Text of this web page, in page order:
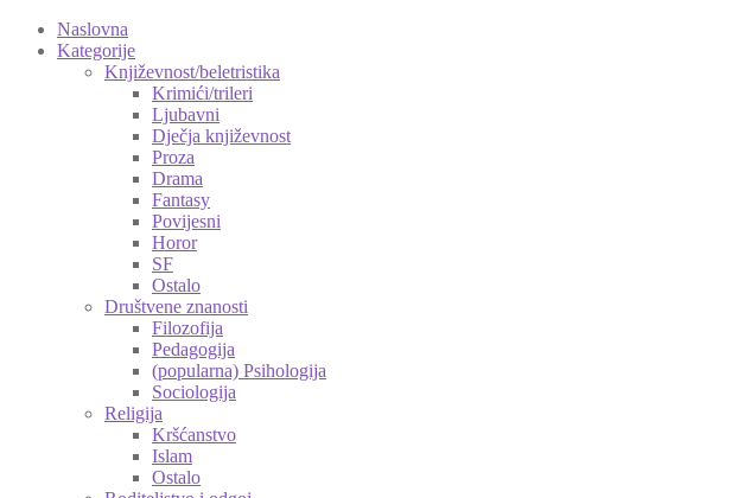
Naslovna
Kategorije
Književnost/beletristika
Krimići/trileri
Ljubavni
Dječja književnost
Proza
Drama
Fantasy
Povijesni
Horor
SF
Ostalo
Društvene znanosti
Filozofija
Pedagogija
(popularna) Psihologija
Sociologija
Religija
Kršćanstvo
Islam
Ostalo